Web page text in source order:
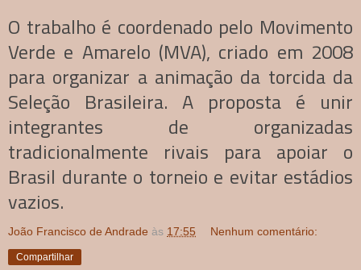
O trabalho é coordenado pelo Movimento
Verde e Amarelo (MVA), criado em 2008
para organizar a animação da torcida da
Seleção Brasileira. A proposta é unir
integrantes de organizadas
tradicionalmente rivais para apoiar o
Brasil durante o torneio e evitar estádios
vazios.
João Francisco de Andrade às 17:55 Nenhum comentário:
Compartilhar